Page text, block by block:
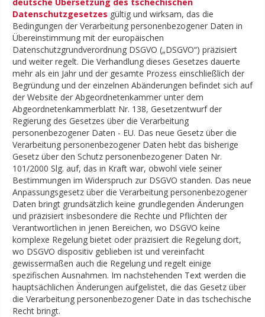
Datenschutzgesetzes gültig und wirksam, das die
Bedingungen der Verarbeitung personenbezogener Daten in
Übereinstimmung mit der europäischen
Datenschutzgrundverordnung DSGVO („DSGVO“) präzisiert
und weiter regelt. Die Verhandlung dieses Gesetzes dauerte
mehr als ein Jahr und der gesamte Prozess einschließlich der
Begründung und der einzelnen Abänderungen befindet sich auf
der Website der Abgeordnetenkammer unter dem
Abgeordnetenkammerblatt Nr. 138, Gesetzentwurf der
Regierung des Gesetzes über die Verarbeitung
personenbezogener Daten - EU. Das neue Gesetz über die
Verarbeitung personenbezogener Daten hebt das bisherige
Gesetz über den Schutz personenbezogener Daten Nr.
101/2000 Slg. auf, das in Kraft war, obwohl viele seiner
Bestimmungen im Widerspruch zur DSGVO standen. Das neue
Anpassungsgesetz über die Verarbeitung personenbezogener
Daten bringt grundsätzlich keine grundlegenden Änderungen
und präzisiert insbesondere die Rechte und Pflichten der
Verantwortlichen in jenen Bereichen, wo DSGVO keine
komplexe Regelung bietet oder präzisiert die Regelung dort,
wo DSGVO dispositiv geblieben ist und vereinfacht
gewissermaßen auch die Regelung und regelt einige
spezifischen Ausnahmen. Im nachstehenden Text werden die
hauptsächlichen Änderungen aufgelistet, die das Gesetz über
die Verarbeitung personenbezogener Date in das tschechische
Recht bringt.